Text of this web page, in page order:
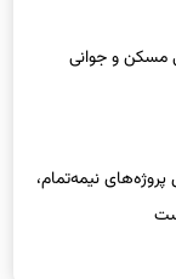
مسکن و جوانی
نیمه‌تمام،